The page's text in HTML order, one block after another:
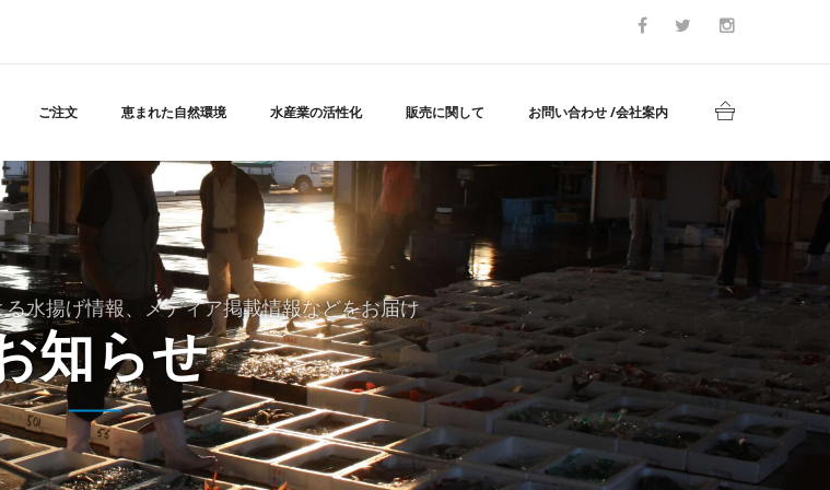
ご注文 恵まれた自然環境 水産業の活性化 販売に関して お問い合わせ /会社案内
水揚げ情報、メディア掲載情報などをお届け
知らせ